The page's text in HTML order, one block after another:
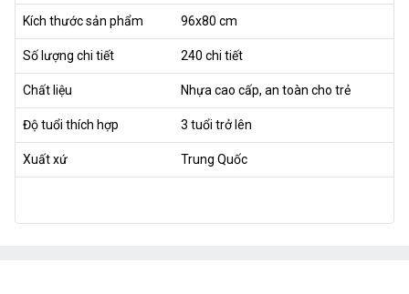
Kích thước sản phẩm 96x80 cm
Số lượng chi tiết 240 chi tiết
Chất liệu Nhựa cao cấp, an toàn cho trẻ
Độ tuổi thích hợp 3 tuổi trở lên
Xuất xứ Trung Quốc